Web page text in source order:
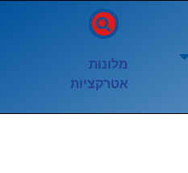
מלונות
אטרקציות